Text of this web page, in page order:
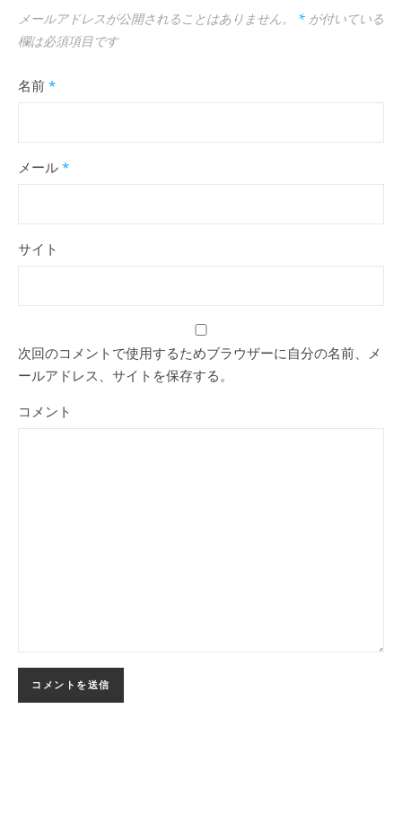
メールアドレスが公開されることはありません。 * が付いている
欄は必須項目です
名前 *
メール *
サイト
次回のコメントで使用するためブラウザーに自分の名前、メ
ールアドレス、サイトを保存する。
コメント